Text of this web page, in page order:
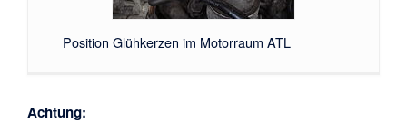
Position Glühkerzen im Motorraum ATL
Achtung: